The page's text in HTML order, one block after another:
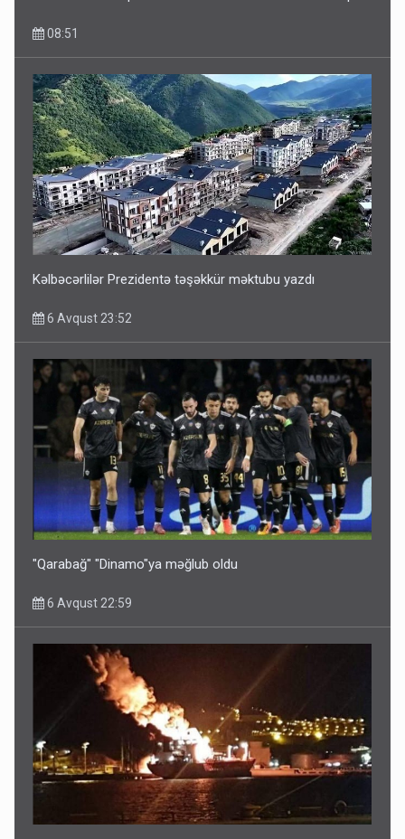
08:51
Kəlbəcərlilər Prezidentə təşəkkür məktubu yazdı
6 Avqust 23:52
"Qarabağ" "Dinamo"ya məğlub oldu
6 Avqust 22:59